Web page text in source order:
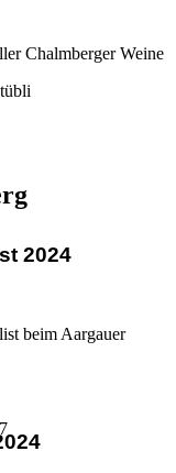
Chalmberger Weine
2024
beim Aargauer